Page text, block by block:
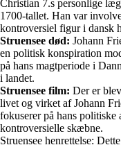
Christian 7.s personlige
1700-tallet. Han var
kontroversiel figur i dansk
Struensee død: Johann
en politisk konspiration
på hans magtperiode i
i landet.
Struensee film: Der er
livet og virket af Johann
fokuserer på hans
kontroversielle skæbne.
Struensee henrettelse: